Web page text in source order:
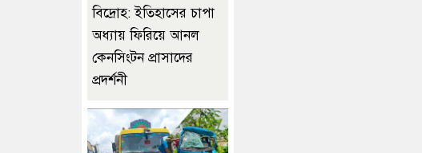
বিদ্রোহ: ইতিহাসের চাপা
অধ্যায় ফিরিয়ে আনল
কেনসিংটন প্রাসাদের
প্রদর্শনী